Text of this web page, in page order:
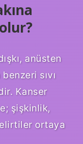
anüsten
sıvı
Kanser
şişkinlik,
ortaya